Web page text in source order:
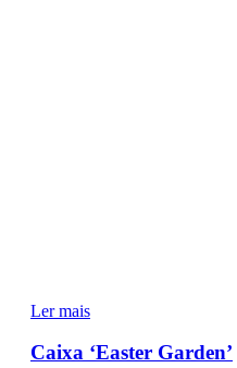
Ler mais
Caixa ‘Easter Garden’